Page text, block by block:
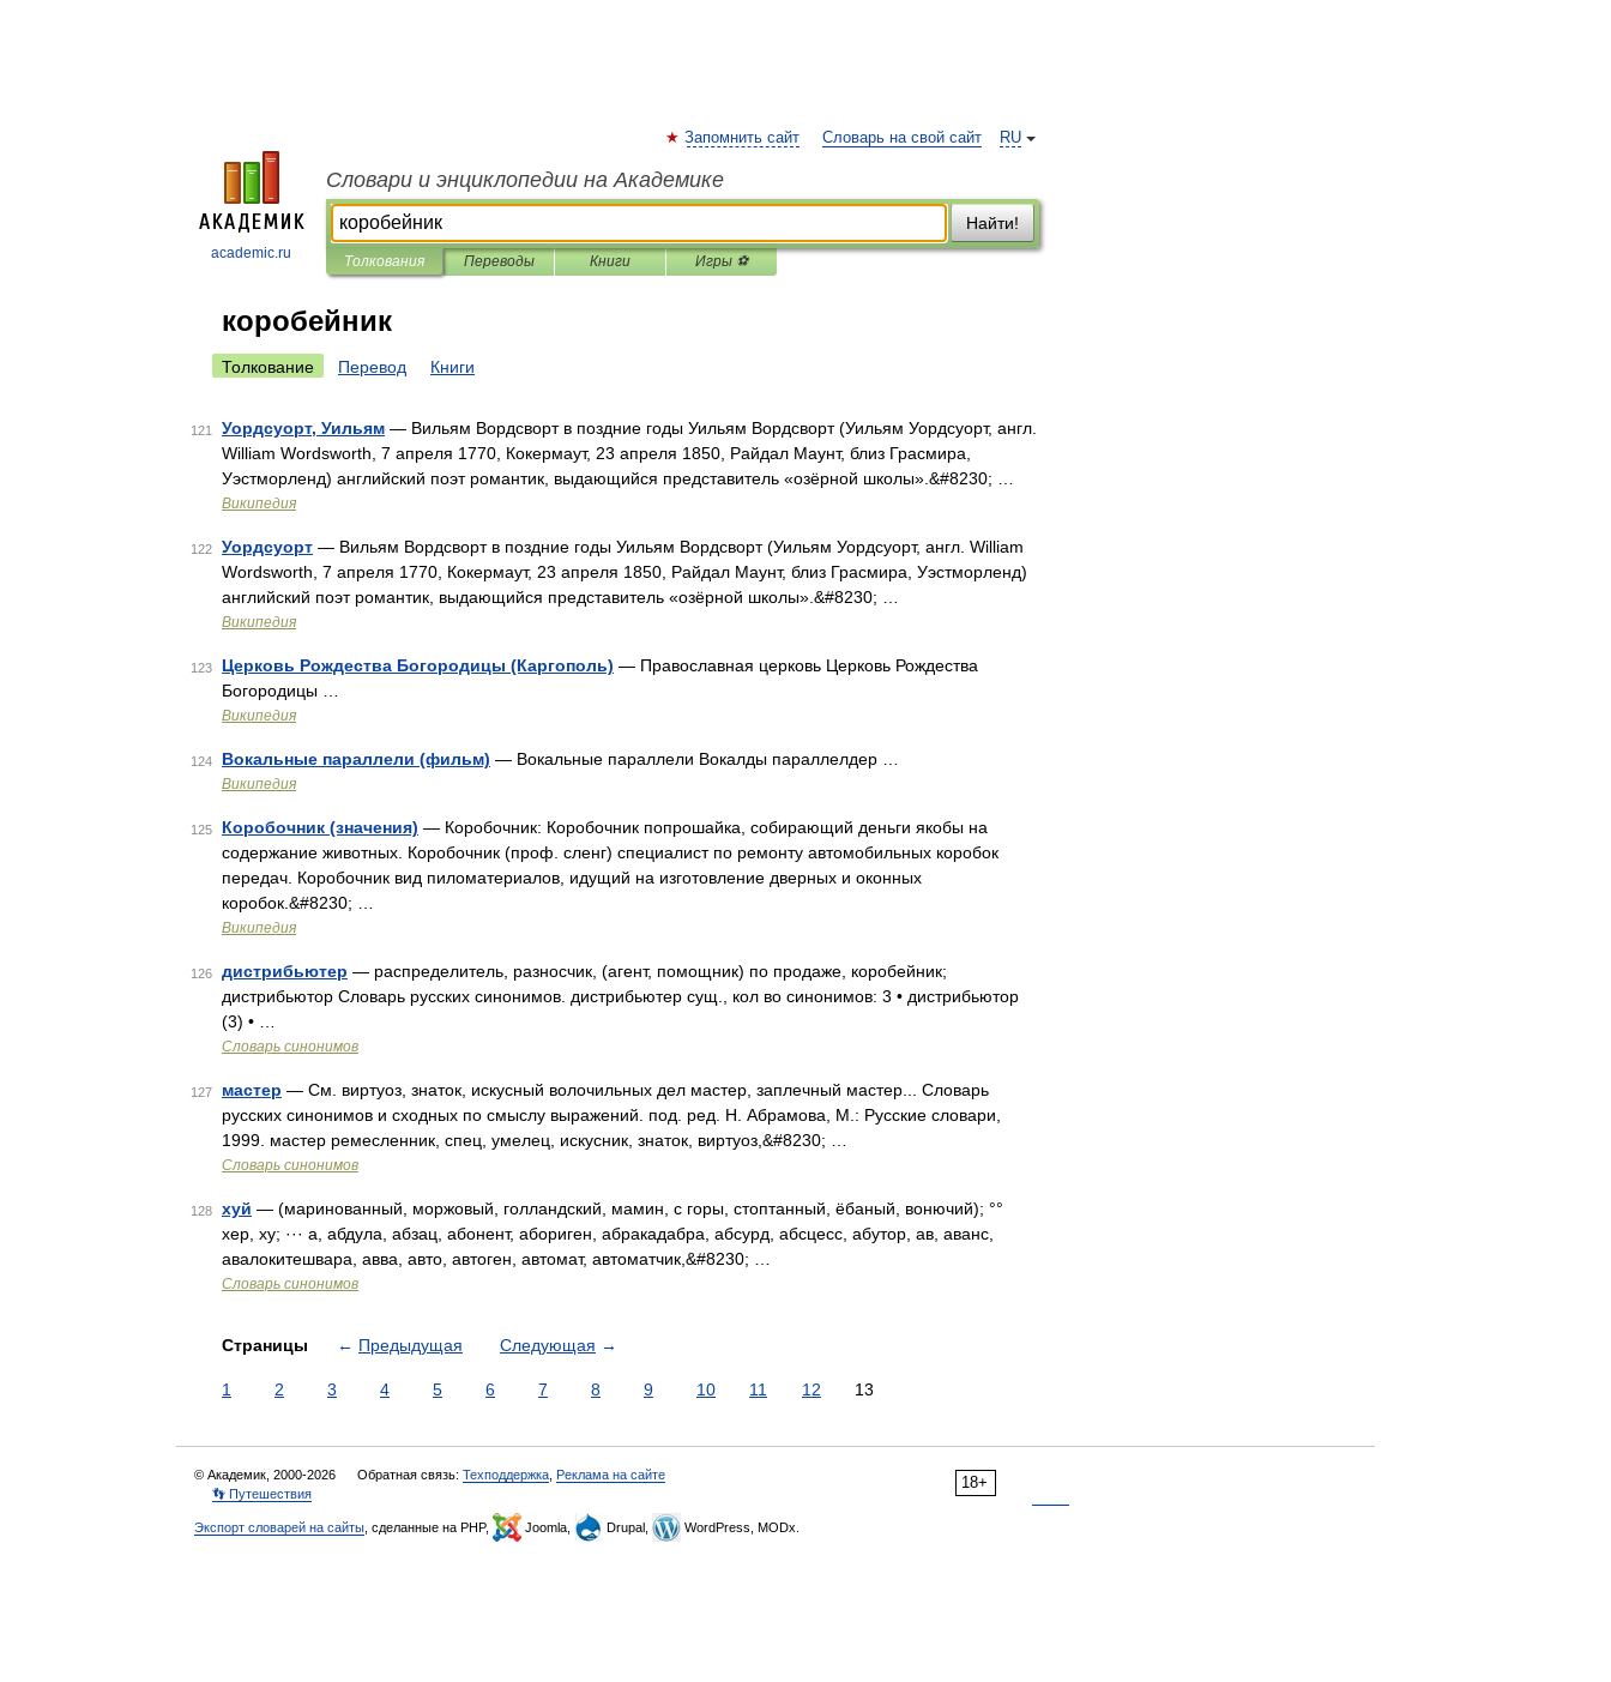
academic.ru
RU
Запомнить сайт Словарь на свой сайт
Словари и энциклопедии на Академике
Найти!
Толкования Переводы Книги Игры ⚽
коробейник
Толкование Перевод Книги
121 Уордсуорт, Уильям — Вильям Вордсворт в поздние годы Уильям Вордсворт (Уильям Уордсуорт, англ.
William Wordsworth, 7 апреля 1770, Кокермаут, 23 апреля 1850, Райдал Маунт, близ Грасмира,
Уэстморленд) английский поэт романтик, выдающийся представитель «озёрной школы».&#8230; …
Википедия
122 Уордсуорт — Вильям Вордсворт в поздние годы Уильям Вордсворт (Уильям Уордсуорт, англ. William
Wordsworth, 7 апреля 1770, Кокермаут, 23 апреля 1850, Райдал Маунт, близ Грасмира, Уэстморленд)
английский поэт романтик, выдающийся представитель «озёрной школы».&#8230; …
Википедия
123 Церковь Рождества Богородицы (Каргополь) — Православная церковь Церковь Рождества
Богородицы …
Википедия
124 Вокальные параллели (фильм) — Вокальные параллели Вокалды параллелдер …
Википедия
125 Коробочник (значения) — Коробочник: Коробочник попрошайка, собирающий деньги якобы на
содержание животных. Коробочник (проф. сленг) специалист по ремонту автомобильных коробок
передач. Коробочник вид пиломатериалов, идущий на изготовление дверных и оконных
коробок.&#8230; …
Википедия
126 дистрибьютер — распределитель, разносчик, (агент, помощник) по продаже, коробейник;
дистрибьютор Словарь русских синонимов. дистрибьютер сущ., кол во синонимов: 3 • дистрибьютор
(3) • …
Словарь синонимов
127 мастер — См. виртуоз, знаток, искусный волочильных дел мастер, заплечный мастер... Словарь
русских синонимов и сходных по смыслу выражений. под. ред. Н. Абрамова, М.: Русские словари,
1999. мастер ремесленник, спец, умелец, искусник, знаток, виртуоз,&#8230; …
Словарь синонимов
128 хуй — (маринованный, моржовый, голландский, мамин, с горы, стоптанный, ёбаный, вонючий); °°
хер, ху; ··· а, абдула, абзац, абонент, абориген, абракадабра, абсурд, абсцесс, абутор, ав, аванс,
авалокитешвара, авва, авто, автоген, автомат, автоматчик,&#8230; …
Словарь синонимов
Страницы ← Предыдущая Следующая →
1 2 3 4 5 6 7 8 9 10 11 12 13
18+
© Академик, 2000-2026 Обратная связь: Техподдержка Реклама на сайте
👣 Путешествия
Экспорт словарей на сайты , сделанные на PHP, Joomla, Drupal, WordPress, MODx.